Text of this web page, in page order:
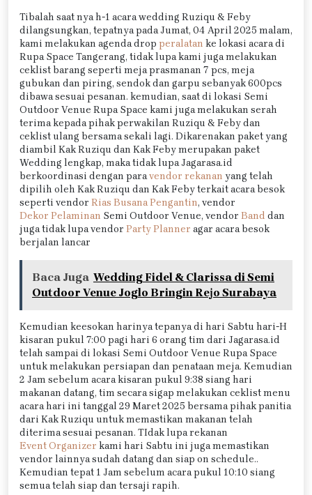
Tibalah saat nya h-1 acara wedding Ruziqu & Feby
dilangsungkan, tepatnya pada Jumat, 04 April 2025 malam,
kami melakukan agenda drop peralatan ke lokasi acara di
Rupa Space Tangerang, tidak lupa kami juga melakukan
ceklist barang seperti meja prasmanan 7 pcs, meja
gubukan dan piring, sendok dan garpu sebanyak 600pcs
dibawa sesuai pesanan. kemudian, saat di lokasi Semi
Outdoor Venue Rupa Space kami juga melakukan serah
terima kepada pihak perwakilan Ruziqu & Feby dan
ceklist ulang bersama sekali lagi. Dikarenakan paket yang
diambil Kak Ruziqu dan Kak Feby merupakan paket
Wedding lengkap, maka tidak lupa Jagarasa.id
berkoordinasi dengan paravendor rekanan yang telah
dipilih oleh Kak Ruziqu dan Kak Feby terkait acara besok
seperti vendor Rias Busana Pengantin, vendor
Dekor Pelaminan Semi Outdoor Venue, vendor Band dan
juga tidak lupa vendor Party Planner agar acara besok
berjalan lancar
Baca Juga Wedding Fidel & Clarissa di Semi
Outdoor Venue Joglo Bringin Rejo Surabaya
Kemudian keesokan harinya tepanya di hari Sabtu hari-H
kisaran pukul 7:00 pagi hari 6 orang tim dari Jagarasa.id
telah sampai di lokasi Semi Outdoor Venue Rupa Space
untuk melakukan persiapan dan penataan meja. Kemudian
2 Jam sebelum acara kisaran pukul 9:38 siang hari
makanan datang, tim secara sigap melakukan ceklist menu
acara hari ini tanggal 29 Maret 2025 bersama pihak panitia
dari Kak Ruziqu untuk memastikan makanan telah
diterima sesuai pesanan. TIdak lupa rekanan
Event Organizer kami hari Sabtu ini juga memastikan
vendor lainnya sudah datang dan siap on schedule..
Kemudian tepat 1 Jam sebelum acara pukul 10:10 siang
semua telah siap dan tersaji rapih.